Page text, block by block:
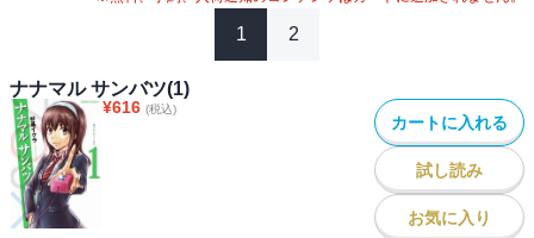
1 2
ナナマル サンバツ(1)
¥616 (税込)
カートに入れる
試し読み
お気に入り